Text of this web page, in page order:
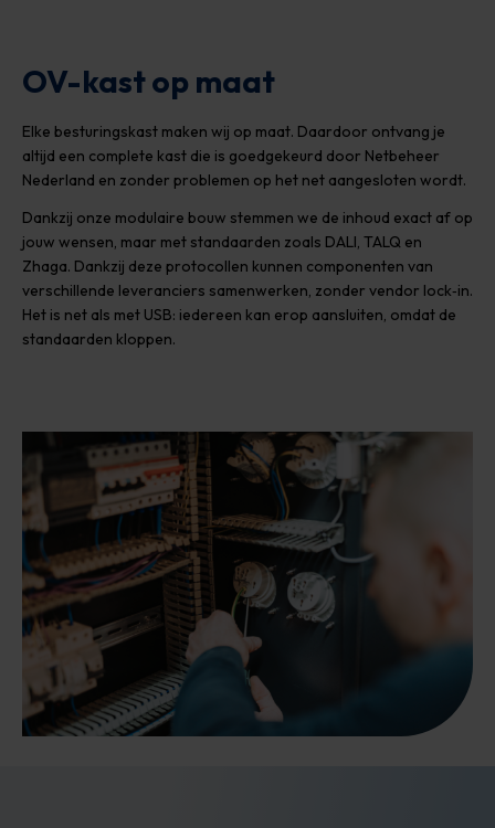
OV-kast op maat
Elke besturingskast maken wij op maat. Daardoor ontvang je
altijd een complete kast die is goedgekeurd door Netbeheer
Nederland en zonder problemen op het net aangesloten wordt.
Dankzij onze modulaire bouw stemmen we de inhoud exact af op
jouw wensen, maar met standaarden zoals DALI, TALQ en
Zhaga. Dankzij deze protocollen kunnen componenten van
verschillende leveranciers samenwerken, zonder vendor lock‑in.
Het is net als met USB: iedereen kan erop aansluiten, omdat de
standaarden kloppen.